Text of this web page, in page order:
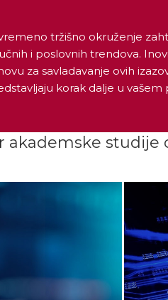
tržišno okruženje
i poslovnih trendova.
za savladavanje ovih
korak dalje u vašem
akademske studije